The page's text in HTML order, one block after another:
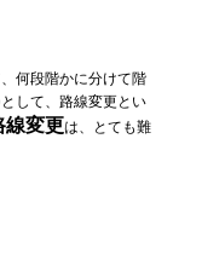
何段階かに分けて階
して、路線変更とい
線変更は、とても難